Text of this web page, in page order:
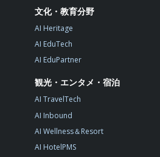
文化・教育分野
AI Heritage
AI EduTech
AI EduPartner
観光・エンタメ・宿泊
AI TravelTech
AI Inbound
AI Wellness＆Resort
AI HotelPMS